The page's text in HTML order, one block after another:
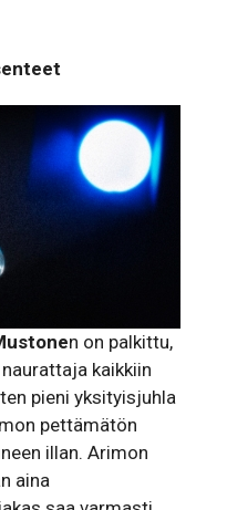
n on palkittu,
kaikkiin
pieni yksityisjuhla
pettämätön
illan. Arimon
aina